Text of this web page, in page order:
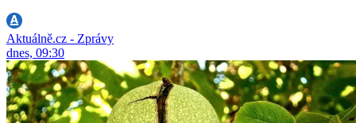
Aktuálně.cz - Zprávy
dnes, 09:30